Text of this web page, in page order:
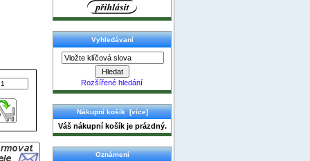
Vyhledávaní
Rozšířené hledání
Nákupní košík [více]
Váš nákupní košík je prázdný.
Oznámení